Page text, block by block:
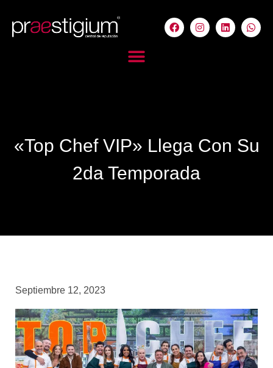
«Top Chef VIP» Llega Con Su
2da Temporada
Septiembre 12, 2023